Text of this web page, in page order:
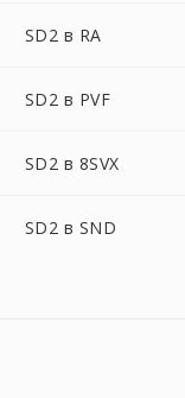
SD2 в RA
SD2 в PVF
SD2 в 8SVX
SD2 в SND